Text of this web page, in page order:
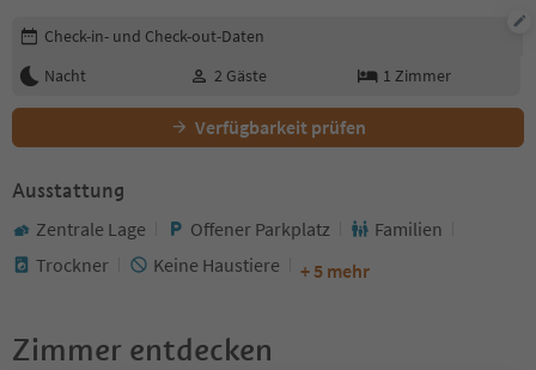
Buchungsdetails bearbeiten
Check-in- und Check-out-Daten
Nacht
2 Gäste 1 Zimmer
Verfügbarkeit prüfen
Ausstattung
Zentrale Lage Offener Parkplatz
Familien
Trockner
Keine Haustiere + 5 mehr
Zimmer entdecken